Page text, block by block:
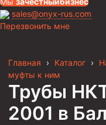
sales@onyx-rus.com
Перезвонить мне
Главная › Каталог ›
муфты к ним
Трубы
2001 в